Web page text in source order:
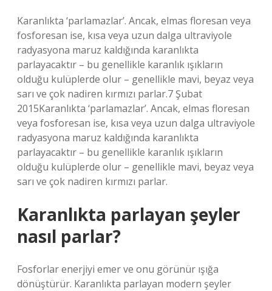
Karanlıkta ‘parlamazlar’. Ancak, elmas floresan veya
fosforesan ise, kısa veya uzun dalga ultraviyole
radyasyona maruz kaldığında karanlıkta
parlayacaktır – bu genellikle karanlık ışıkların
olduğu kulüplerde olur – genellikle mavi, beyaz veya
sarı ve çok nadiren kırmızı parlar.7 Şubat
2015Karanlıkta ‘parlamazlar’. Ancak, elmas floresan
veya fosforesan ise, kısa veya uzun dalga ultraviyole
radyasyona maruz kaldığında karanlıkta
parlayacaktır – bu genellikle karanlık ışıkların
olduğu kulüplerde olur – genellikle mavi, beyaz veya
sarı ve çok nadiren kırmızı parlar.
Karanlıkta parlayan şeyler
nasıl parlar?
Fosforlar enerjiyi emer ve onu görünür ışığa
dönüştürür. Karanlıkta parlayan modern şeyler